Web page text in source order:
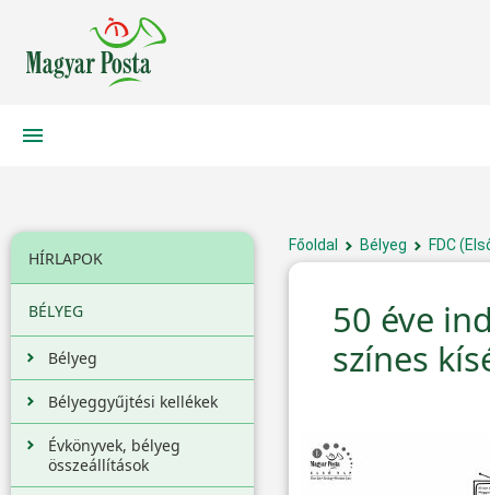
HÍRLAPOK
BÉLYEG
Bélyeg
Bélyeggyűjtési kellékek
Évkönyvek, bélyeg
összeállítások
Főoldal Bélyeg FDC
50 éve
színes